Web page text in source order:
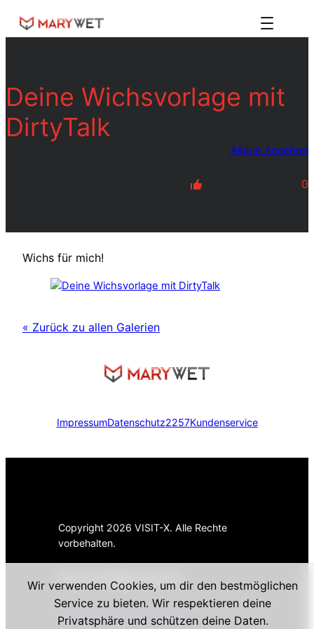
Inhalt
Deine Wichsvorlage mit
DirtyTalk
Album Ansehen
0
Wichs für mich!
« Zurück zu allen Galerien
ImpressumDatenschutz2257Kundenservice
Copyright 2026 VISIT-X. Alle Rechte
vorbehalten.
CMS powered by VXModels
Wir verwenden Cookies, um dir den bestmöglichen
Service zu bieten. Wir respektieren deine
Privatsphäre und schützen deine Daten.